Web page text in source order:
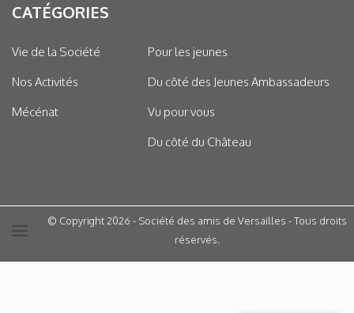
CATÉGORIES
Vie de la Société
Nos Activités
Mécénat
Pour les jeunes
Du côté des Jeunes Ambassadeurs
Vu pour vous
Du côté du Château
© Copyright 2026 - Société des amis de Versailles - Tous droits
réservés.